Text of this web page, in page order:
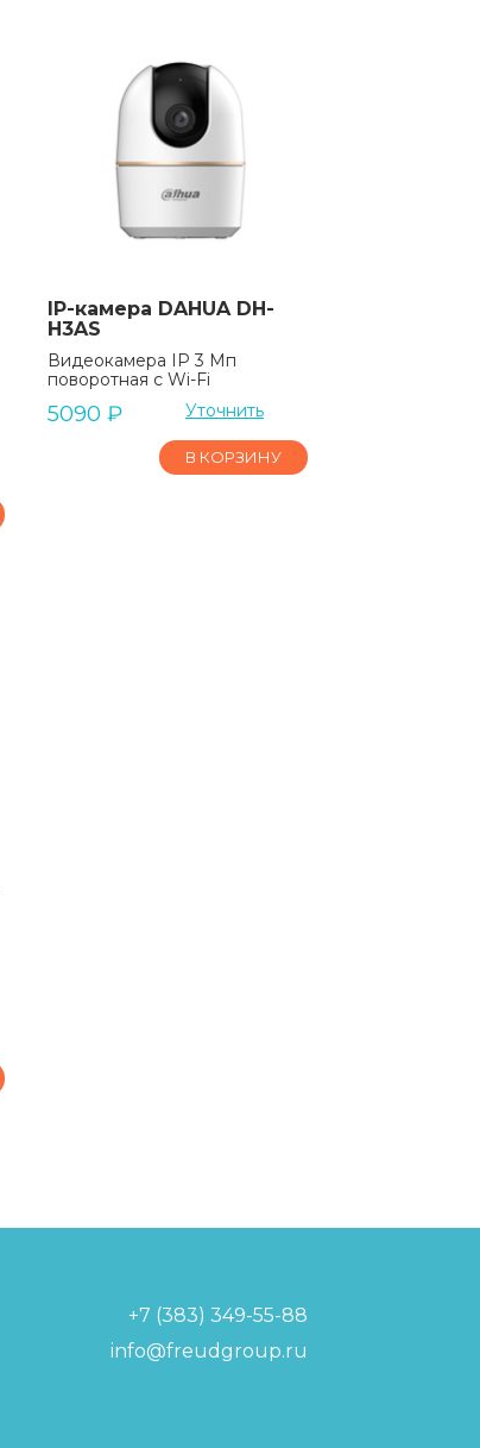
IP-камера DAHUA DH-
H3AS
Видеокамера IP 3 Мп
поворотная с Wi-Fi
5090 ₽ Уточнить
В КОРЗИНУ
+7 (383) 349-55-88
info@freudgroup.ru